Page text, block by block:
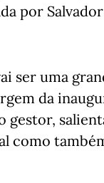
por
ser uma
da
gestor,
como